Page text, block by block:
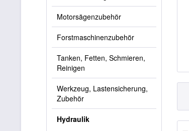
Motorsägenzubehör
Forstmaschinenzubehör
Tanken, Fetten, Schmieren,
Reinigen
Werkzeug, Lastensicherung,
Zubehör
Hydraulik